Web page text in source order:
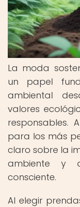
La moda
un papel
ambiental
valores
responsables.
para los más
claro sobre la
ambiente y
consciente.
Al elegir